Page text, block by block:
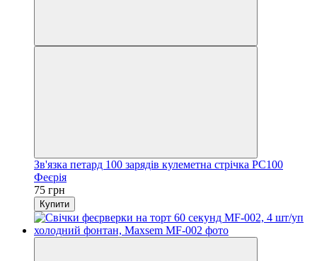
Зв'язка петард 100 зарядів кулеметна стрічка PC100
Феєрія
75 грн
Купити